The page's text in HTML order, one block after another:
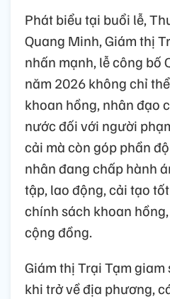
Phát biểu tại buổi lễ,
Quang Minh, Giám thị
nhấn mạnh, lễ công bố
năm 2026 không chỉ
khoan hồng, nhân đạo
nước đối với người
cải mà còn góp phần
nhân đang chấp hành
tập, lao động, cải tạo
chính sách khoan
cộng đồng.
Giám thị Trại Tạm
khi trở về địa phương,